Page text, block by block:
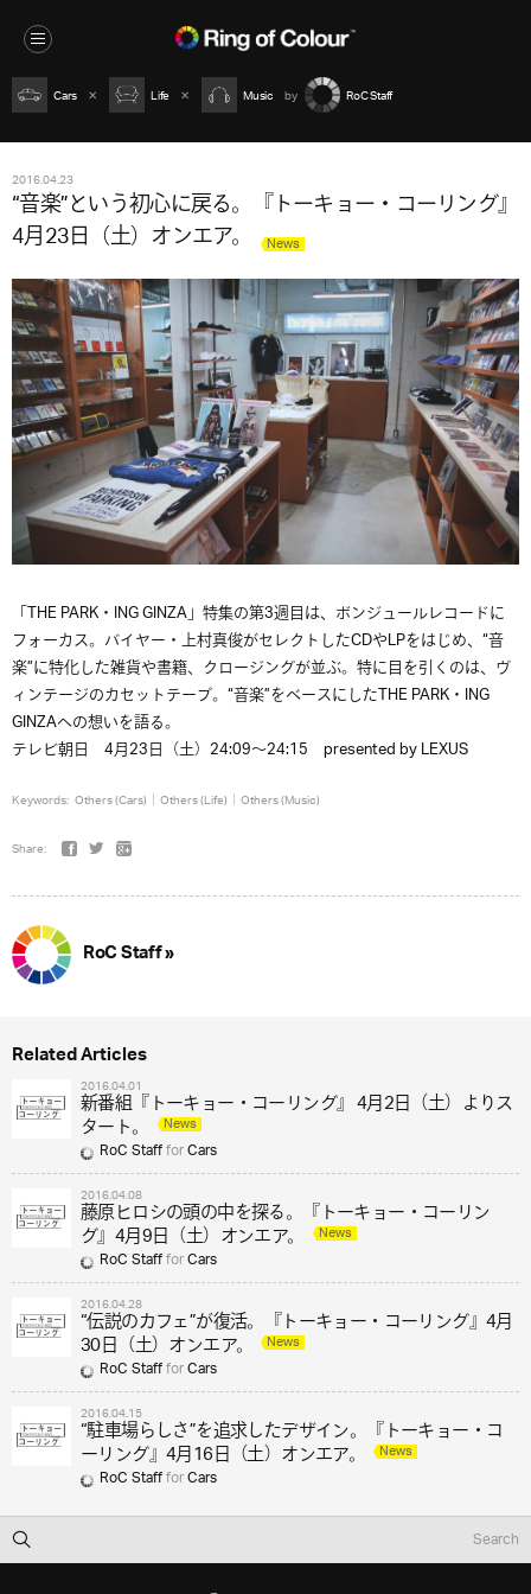
Cars Life Music RoC Staff
2016.04.23
“音楽”という初心に戻る。『トーキョー・コーリング』
4月23日（土）オンエア。 News
「THE PARK・ING GINZA」特集の第3週目は、ボンジュールレコードに
フォーカス。バイヤー・上村真俊がセレクトしたCDやLPをはじめ、“音
楽”に特化した雑貨や書籍、クロージングが並ぶ。特に目を引くのは、ヴ
ィンテージのカセットテープ。“音楽”をベースにしたTHE PARK・ING
GINZAへの想いを語る。
テレビ朝日 4月23日（土）24:09〜24:15 presented by LEXUS
Keywords: Others (Cars) Others (Life) Others (Music)
Share:
RoC Staff »
Related Articles
2016.04.01
新番組『トーキョー・コーリング』 4月2日（土）よりス
タート。 News
RoC StaffforCars
2016.04.08
藤原ヒロシの頭の中を探る。『トーキョー・コーリン
グ』4月9日（土）オンエア。 News
RoC StaffforCars
2016.04.28
“伝説のカフェ”が復活。『トーキョー・コーリング』4月
30日（土）オンエア。 News
RoC StaffforCars
2016.04.15
“駐車場らしさ”を追求したデザイン。『トーキョー・コ
ーリング』4月16日（土）オンエア。 News
RoC StaffforCars